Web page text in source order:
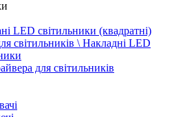
LED світильники (квадратні)
світильників \ Накладні LED
для світильників